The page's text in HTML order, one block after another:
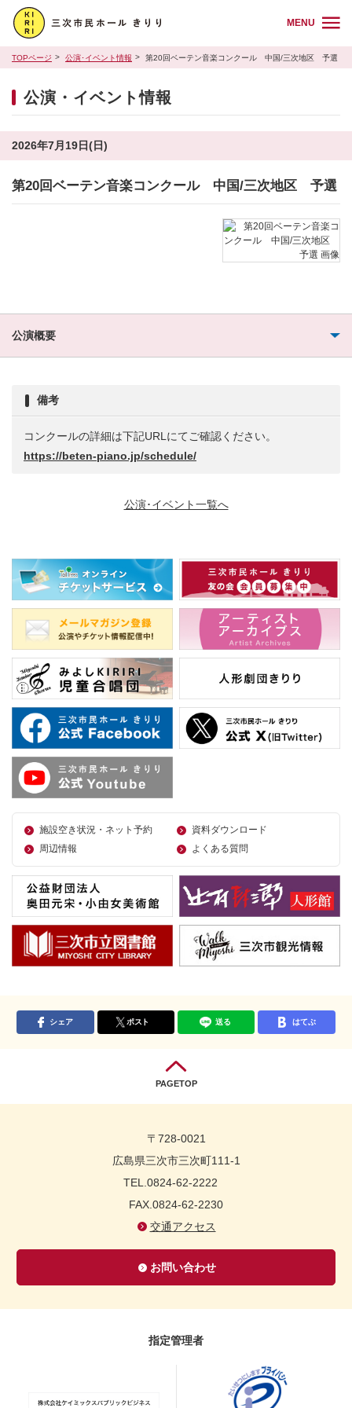
MENU
TOPページ 公演･イベント情報 第20回ベーテン音楽コンクール 中国/三次地区 予選
公演・イベント情報
2026年7月19日(日)
第20回ベーテン音楽コンクール 中国/三次地区 予選
公演概要
備考
コンクールの詳細は下記URLにてご確認ください。
https://beten-piano.jp/schedule/
公演･イベント一覧へ
施設空き状況・ネット予約
資料ダウンロード
周辺情報
よくある質問
シェア ポスト 送る はてぶ
PAGETOP
〒728-0021
広島県三次市三次町111-1
TEL.0824-62-2222
FAX.0824-62-2230
交通アクセス
お問い合わせ
指定管理者